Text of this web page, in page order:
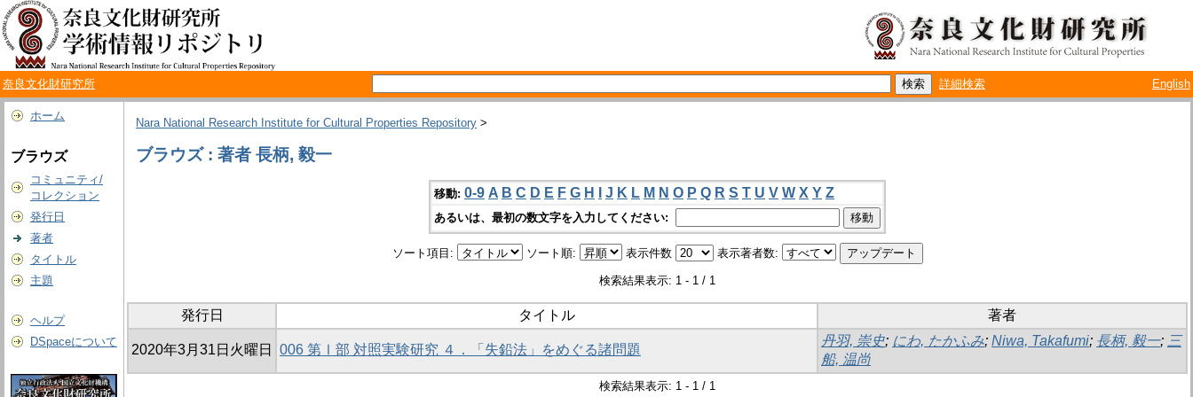
奈良文化財研究所 詳細検索 English
ホーム
ブラウズ
コミュニティ/
コレクション
発行日
著者
タイトル
主題
ヘルプ
DSpaceについて
Nara National Research Institute for Cultural Properties Repository >
ブラウズ : 著者 長柄, 毅一
移動: 0-9 A B C D E F G H J K L M N O P Q R S T U V W X Y Z
あるいは、最初の数文字を入力してください:
ソート項目: ソート順: 表示件数 表示著者数:
検索結果表示: 1 - 1 / 1
発行日 タイトル 著者
2020年3月31日火曜日 006 第Ⅰ部 対照実験研究 ４．「失鉛法」をめぐる諸問題
丹羽, 崇史; にわ, たかふみ; Niwa, Takafumi; 長柄, 毅一; 三
船, 温尚
検索結果表示: 1 - 1 / 1